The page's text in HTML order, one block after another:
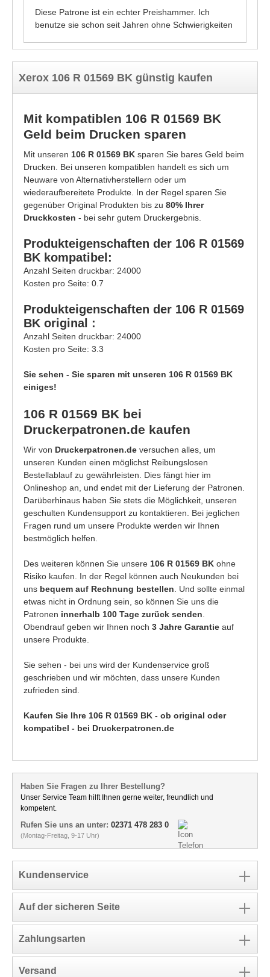
Diese Patrone ist ein echter Preishammer. Ich
benutze sie schon seit Jahren ohne Schwierigkeiten
Xerox 106 R 01569 BK günstig kaufen
Mit kompatiblen 106 R 01569 BK
Geld beim Drucken sparen
Mit unseren 106 R 01569 BK sparen Sie bares Geld beim
Drucken. Bei unseren kompatiblen handelt es sich um
Neuware von Alternativherstellern oder um
wiederaufbereitete Produkte. In der Regel sparen Sie
gegenüber Original Produkten bis zu 80% Ihrer
Druckkosten - bei sehr gutem Druckergebnis.
Produkteigenschaften der 106 R 01569
BK kompatibel:
Anzahl Seiten druckbar: 24000
Kosten pro Seite: 0.7
Produkteigenschaften der 106 R 01569
BK original :
Anzahl Seiten druckbar: 24000
Kosten pro Seite: 3.3
Sie sehen - Sie sparen mit unseren 106 R 01569 BK
einiges!
106 R 01569 BK bei
Druckerpatronen.de kaufen
Wir von Druckerpatronen.de versuchen alles, um
unseren Kunden einen möglichst Reibungslosen
Bestellablauf zu gewährleisten. Dies fängt hier im
Onlineshop an, und endet mit der Lieferung der Patronen.
Darüberhinaus haben Sie stets die Möglichkeit, unseren
geschulten Kundensupport zu kontaktieren. Bei jeglichen
Fragen rund um unsere Produkte werden wir Ihnen
bestmöglich helfen.
Des weiteren können Sie unsere 106 R 01569 BK ohne
Risiko kaufen. In der Regel können auch Neukunden bei
uns bequem auf Rechnung bestellen . Und sollte einmal
etwas nicht in Ordnung sein, so können Sie uns die
Patronen innerhalb 100 Tage zurück senden
Obendrauf geben wir Ihnen noch 3 Jahre Garantie auf
unsere Produkte.
Sie sehen - bei uns wird der Kundenservice groß
geschrieben und wir möchten, dass unsere Kunden
zufrieden sind.
Kaufen Sie Ihre 106 R 01569 BK - ob original oder
kompatibel - bei Druckerpatronen.de
Haben Sie Fragen zu Ihrer Bestellung?
Unser Service Team hilft Ihnen gerne weiter, freundlich und
kompetent.
Rufen Sie uns an unter: 02371 478 283 0
(Montag-Freitag, 9-17 Uhr)
Kundenservice
Auf der sicheren Seite
Zahlungsarten
Versand